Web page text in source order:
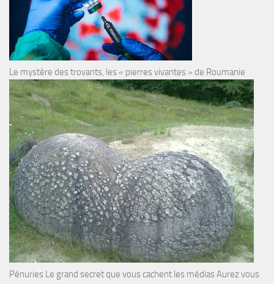
Le mystère des trovants, les « pierres vivantes » de Roumanie
Pénuries Le grand secret que vous cachent les médias Aurez vous